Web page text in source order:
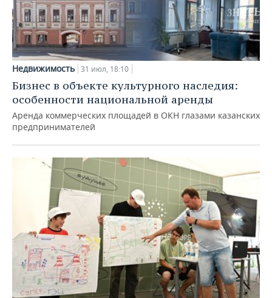
Недвижимость 31 июл, 18:10
Бизнес в объекте культурного наследия:
особенности национальной аренды
Аренда коммерческих площадей в ОКН глазами казанских
предпринимателей